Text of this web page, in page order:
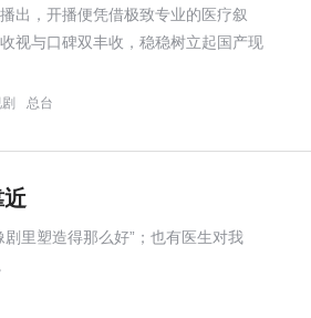
出，开播便凭借极致专业的医疗叙
视与口碑双丰收，稳稳树立起国产现
总台
里塑造得那么好”；也有医生对我